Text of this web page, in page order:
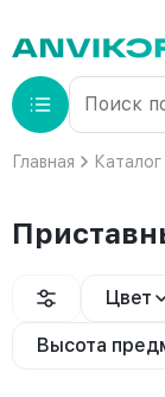
Главная Каталог
Цвет
Высота